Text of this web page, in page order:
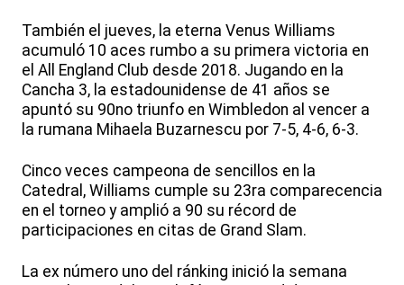
También el jueves, la eterna Venus Williams
acumuló 10 aces rumbo a su primera victoria en
el All England Club desde 2018. Jugando en la
Cancha 3, la estadounidense de 41 años se
apuntó su 90no triunfo en Wimbledon al vencer a
la rumana Mihaela Buzarnescu por 7-5, 4-6, 6-3.
Cinco veces campeona de sencillos en la
Catedral, Williams cumple su 23ra comparecencia
en el torneo y amplió a 90 su récord de
participaciones en citas de Grand Slam.
La ex número uno del ránking inició la semana